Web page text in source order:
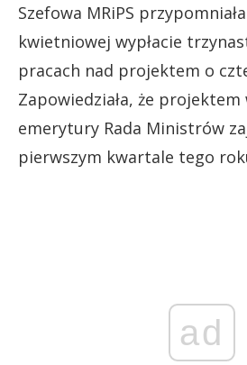
Szefowa MRiPS
kwietniowej wypłacie
pracach nad projektem o
Zapowiedziała, że projektem
emerytury Rada Ministrów
pierwszym kwartale tego
ad